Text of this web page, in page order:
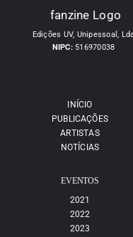
Edições UV, Unipessoal,
NIPC:516970038
INÍCIO
PUBLICAÇÕES
ARTISTAS
NOTÍCIAS
EVENTOS
2021
2022
2023